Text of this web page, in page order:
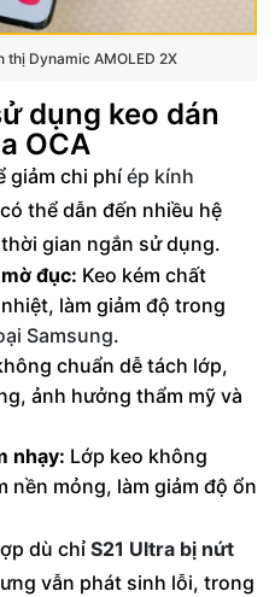
Dynamic AMOLED 2X
dụng keo dán
OCA
giảm chi phíép kính
có thể dẫn đến nhiều hệ
gian ngắn sử dụng.
đục: Keo kém chất
làm giảm độ trong
Samsung.
chuẩn dễ tách lớp,
ảnh hưởng thẩm mỹ và
nhạy: Lớp keo không
nền mỏng, làm giảm độ ổn
dù chỉ S21 Ultra bị nứt
vẫn phát sinh lỗi, trong